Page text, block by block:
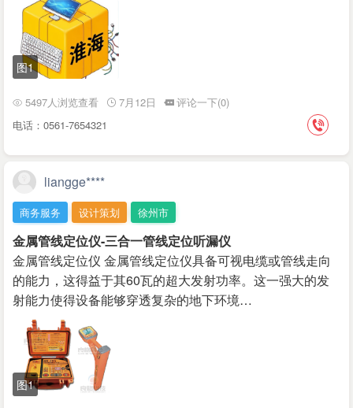
图1
5497人浏览查看 7月12日
评论一下(0)
电话：0561-7654321
liangge****
商务服务 设计策划 徐州市
金属管线定位仪-三合一管线定位听漏仪
金属管线定位仪 金属管线定位仪具备可视电缆或管线走向
的能力，这得益于其60瓦的超大发射功率。这一强大的发
射能力使得设备能够穿透复杂的地下环境…
图1